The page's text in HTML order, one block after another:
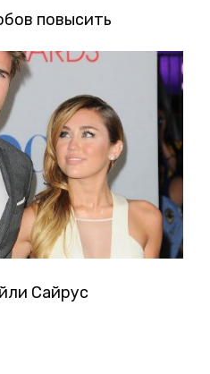
повысить
Сайрус